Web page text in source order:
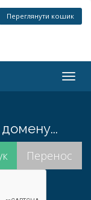
Переглянути кошик